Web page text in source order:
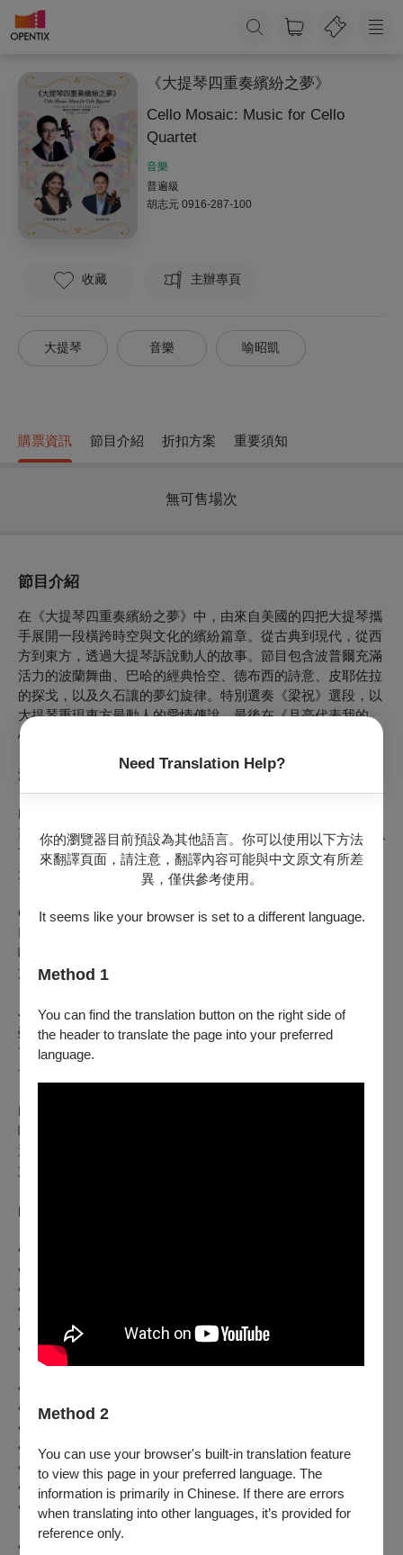
Need Translation Help?
你的瀏覽器目前預設為其他語言。你可以使用以下方法
來翻譯頁面，請注意，翻譯內容可能與中文原文有所差
異，僅供參考使用。
It seems like your browser is set to a different language.
Method 1
You can find the translation button on the right side of
the header to translate the page into your preferred
language.
Method 2
You can use your browser's built-in translation feature
to view this page in your preferred language. The
information is primarily in Chinese. If there are errors
when translating into other languages, it’s provided for
reference only.
《大提琴四重奏繽紛之夢》
Cello Mosaic: Music for Cello
Quartet
音樂
普遍級
胡志元 0916-287-100
收藏 主辦專頁
大提琴 音樂 喻昭凱
購票資訊 節目介紹 折扣方案 重要須知
無可售場次
節目介紹
在《大提琴四重奏繽紛之夢》中，由來自美國的四把大提琴攜
手展開一段橫跨時空與文化的繽紛篇章。從古典到現代，從西
方到東方，透過大提琴訴說動人的故事。節目包含波普爾充滿
活力的波蘭舞曲、巴哈的經典恰空、德布西的詩意、皮耶佐拉
的探戈，以及久石讓的夢幻旋律。特別選奏《梁祝》選段，以
大提琴重現東方最動人的愛情傳說。最後在《月亮代表我的
心》中劃下溫柔句點，願音樂陪您度過美好時光。
演出者
Nathan Chan
西雅圖交響樂團副首席，獲選為《Forbes》西雅圖30位30歲以
下傑出青年。擁有超過3,500萬線上觀看數，利用音樂與科技
連結社群、推動古典音樂給新觀眾。
Christine Lee
巴黎傅爾布萊特獎學金得主，曾被《紐約時報》譽為「令人讚
嘆的音樂家」。現任華盛頓大學鋼琴與弦樂室內樂統籌，活躍
於歐洲、美國與北歐的演出與教學舞台。
Jasmine Pai白佳敏
榮獲耶魯音樂學院Aldo Parisot獎，並在多項國際比賽中獲得
首獎肯定。演出足跡遍及林肯中心、卡內基音樂廳與多個國際
音樂節，是美國樂壇備受矚目的新秀。
Kevin Yu
喻昭凱是來自舊金山的大提琴家與老師，活躍於國際舞台，並
透過私人工作室與夏季課程致力於培育年輕大提琴家。他熱衷
於將古典音樂帶給更廣大的聽眾，並啟發下一代音樂人。
曲目
•
•
•
•
•
德布西–亞麻色頭髮的女孩
•
加德爾
•
•
皮耶佐拉– 遺忘
•
•
拉威爾
•
久石讓
霍爾的移動城堡
•
久石讓
天空之城：純真
•
陳歌辛 – 月亮代表我的心
•D. Popper –